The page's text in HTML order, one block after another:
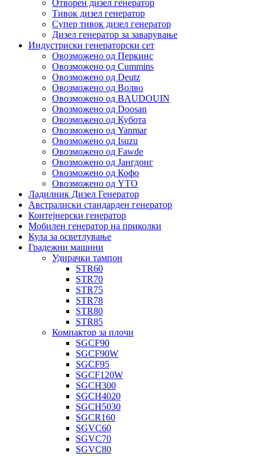
Отворен дизел генератор
Тивок дизел генератор
Супер тивок дизел генератор
Дизел генератор за заварување
Индустриски генераторски сет
Овозможено од Перкинс
Овозможено од Cummins
Овозможено од Deutz
Овозможено од Волво
Овозможено од BAUDOUIN
Овозможено од Doosan
Овозможено од Кубота
Овозможено од Yanmar
Овозможено од Isuzu
Овозможено од Fawde
Овозможено од Јангдонг
Овозможено од Кофо
Овозможено од YTO
Ладилник Дизел Генератор
Австралиски стандарден генератор
Контејнерски генератор
Мобилен генератор на приколки
Кула за осветлување
Градежни машини
Удирачки тампон
STR60
STR70
STR75
STR78
STR80
STR85
Компактор за плочи
SGCF90
SGCF90W
SGCF95
SGCF120W
SGCH300
SGCH4020
SGCH5030
SGCR160
SGVC60
SGVC70
SGVC80